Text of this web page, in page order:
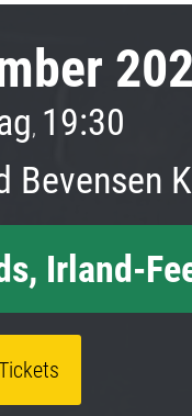
, 19:30
Bevensen
Irland-